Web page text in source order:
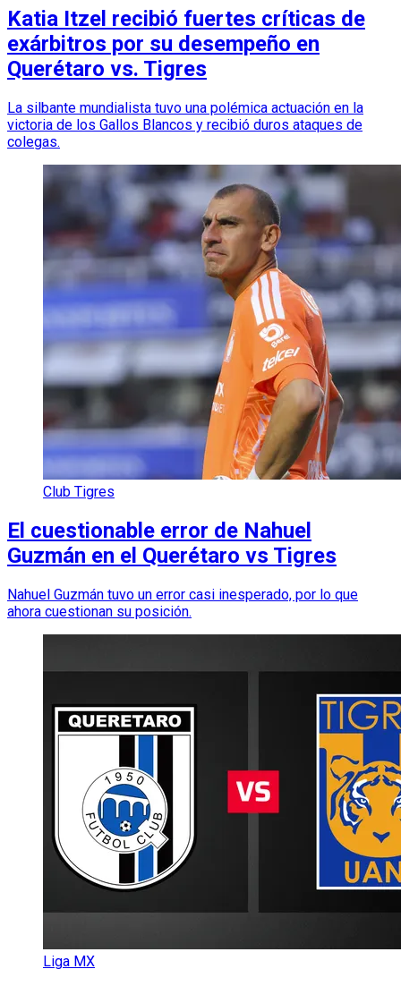
Katia Itzel recibió fuertes críticas de
exárbitros por su desempeño en
Querétaro vs. Tigres
La silbante mundialista tuvo una polémica actuación en la
victoria de los Gallos Blancos y recibió duros ataques de
colegas.
Club Tigres
El cuestionable error de Nahuel
Guzmán en el Querétaro vs Tigres
Nahuel Guzmán tuvo un error casi inesperado, por lo que
ahora cuestionan su posición.
Liga MX